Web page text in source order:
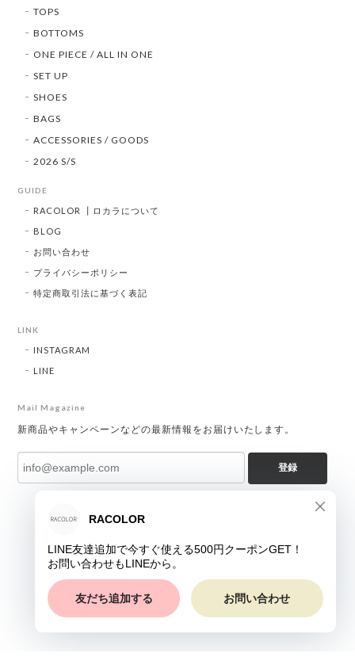
TOPS
BOTTOMS
ONE PIECE / ALL IN ONE
SET UP
SHOES
BAGS
ACCESSORIES / GOODS
2026 S/S
GUIDE
RACOLOR ┃ロカラについて
BLOG
お問い合わせ
プライバシーポリシー
特定商取引法に基づく表記
LINK
INSTAGRAM
LINE
Mail Magazine
新商品やキャンペーンなどの最新情報をお届けいたします。
登録